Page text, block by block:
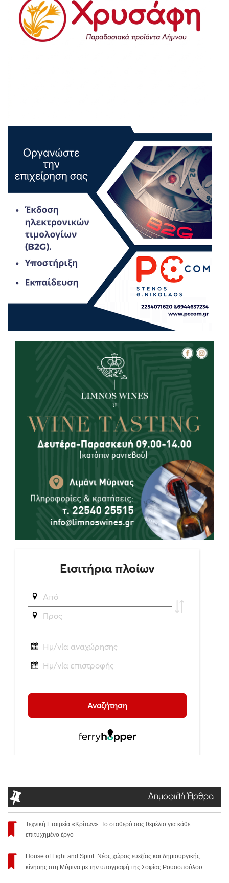
Δημοφιλή Άρθρα
Τεχνική Εταιρεία «Κρίτων»: Το σταθερό σας θεμέλιο για κάθε
επιτυχημένο έργο
House of Light and Spirit: Νέος χώρος ευεξίας και δημιουργικής
κίνησης στη Μύρινα με την υπογραφή της Σοφίας Ρουσοπούλου